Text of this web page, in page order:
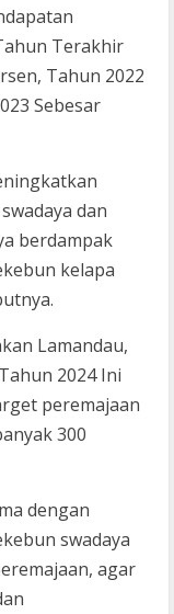
Terakhir
Tahun 2022
Sebesar
dan
berdampak
kelapa
Lamandau,
2024 Ini
peremajaan
300
dengan
swadaya
agar